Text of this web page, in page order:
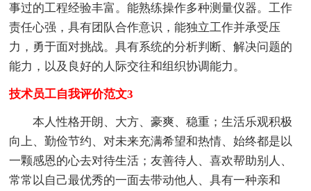
事过的工程经验丰富。能熟练操作多种测量仪器。工作
责任心强，具有团队合作意识，能独立工作并承受压
力，勇于面对挑战。具有系统的分析判断、解决问题的
能力，以及良好的人际交往和组织协调能力。
技术员工自我评价范文3
本人性格开朗、大方、豪爽、稳重；生活乐观积极
向上、勤俭节约、对未来充满希望和热情、始终都是以
一颗感恩的心去对待生活；友善待人、喜欢帮助别人、
常常以自己最优秀的一面去带动他人、具有一种亲和